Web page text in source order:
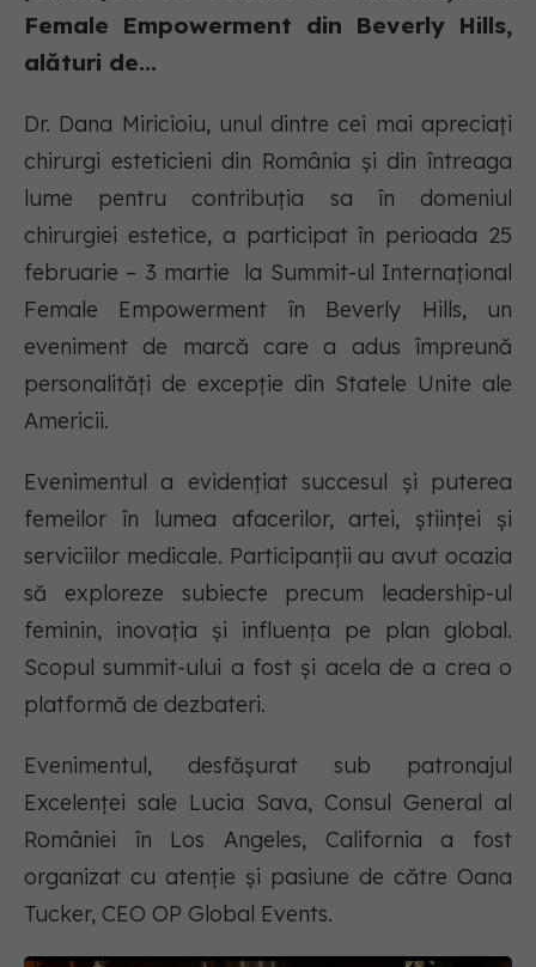
Female Empowerment din Beverly Hills,
alături de...
Dr. Dana Miricioiu, unul dintre cei mai apreciați
chirurgi esteticieni din România și din întreaga
lume pentru contribuția sa în domeniul
chirurgiei estetice, a participat în perioada 25
februarie – 3 martie la Summit-ul Internațional
Female Empowerment în Beverly Hills, un
eveniment de marcă care a adus împreună
personalități de excepție din Statele Unite ale
Americii.
Evenimentul a evidențiat succesul și puterea
femeilor în lumea afacerilor, artei, științei și
serviciilor medicale. Participanții au avut ocazia
să exploreze subiecte precum leadership-ul
feminin, inovația și influența pe plan global.
Scopul summit-ului a fost şi acela de a crea o
platformă de dezbateri.
Evenimentul, desfășurat sub patronajul
Excelenței sale Lucia Sava, Consul General al
României în Los Angeles, California a fost
organizat cu atenție și pasiune de către Oana
Tucker, CEO OP Global Events.